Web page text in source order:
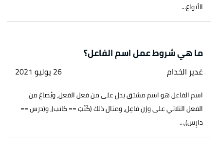
الأنواع...
ما هي شروط عمل اسم الفاعل؟
غدير الخدام 26 يوليو 2021
اسم الفاعل هو اسم مشتق يدل على من فعل الفعل، ويُصاغ من
الفعل الثلاثي على وزن فاعِل، ومثال ذلك (كَتَبَ == كاتب)، و(درس ==
دارِس)،...